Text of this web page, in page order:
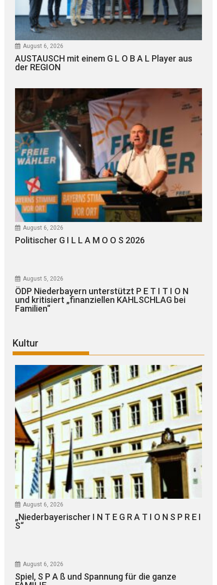
August 6, 2026
AUSTAUSCH mit einem G L O B A L Player aus
der REGION
August 6, 2026
Politischer G I L L A M O O S 2026
August 5, 2026
ÖDP Niederbayern unterstützt P E T I T I O N
und kritisiert „finanziellen KAHLSCHLAG bei
Familien“
Kultur
August 6, 2026
„Niederbayerischer I N T E G R A T I O N S P R E I
S“
August 6, 2026
Spiel, S P A ß und Spannung für die ganze